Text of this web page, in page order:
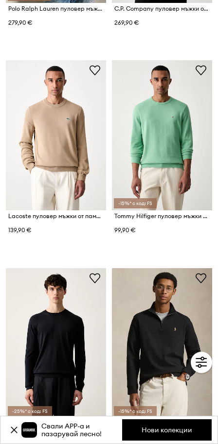
Polo Ralph Lauren пуловер мъжки с памук
279,90 €
C.P. Company пуловер мъжки от памук
269,90 €
Lacoste пуловер мъжки от памук
139,90 €
-15%* с код: FS
Tommy Hilfiger пуловер мъжки от памук
99,90 €
-25%* с код: FS
389,90 €
-15%* с код: FS
Свали APP-a и
пазарувай лесно!
Нови колекции